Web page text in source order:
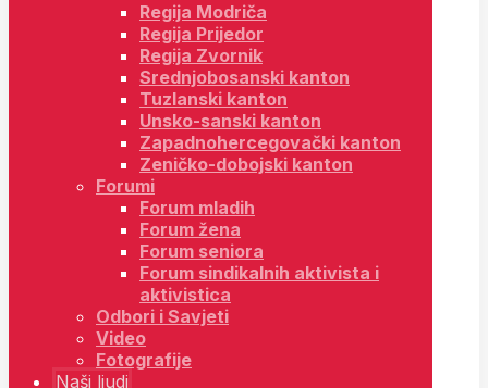
Regija Modriča
Regija Prijedor
Regija Zvornik
Srednjobosanski kanton
Tuzlanski kanton
Unsko-sanski kanton
Zapadnohercegovački kanton
Zeničko-dobojski kanton
Forumi
Forum mladih
Forum žena
Forum seniora
Forum sindikalnih aktivista i
aktivistica
Odbori i Savjeti
Video
Fotografije
Naši ljudi